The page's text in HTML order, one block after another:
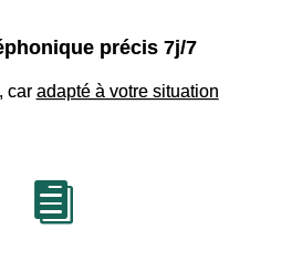
précis 7j/7
car adapté à votre situation
